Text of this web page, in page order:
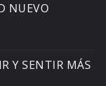
NUEVO
Y SENTIR MÁS